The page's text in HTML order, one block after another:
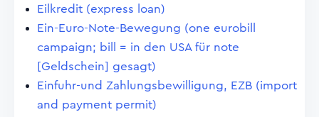
Eilkredit (express loan)
Ein-Euro-Note-Bewegung (one eurobill
campaign; bill = in den USA für note
[Geldschein] gesagt)
Einfuhr-und Zahlungsbewilligung, EZB (import
and payment permit)